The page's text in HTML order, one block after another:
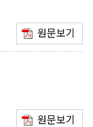
원문보기
원문보기